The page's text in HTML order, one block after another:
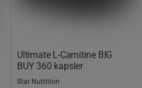
Ultimate L-Carnitine BIG
BUY 360 kapsler
Star Nutrition